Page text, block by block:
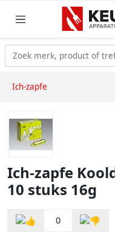
Ich-zapfe
Ich-zapfe
10 stuks 16g
0